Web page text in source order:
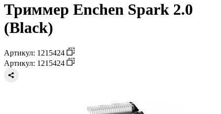
Триммер Enchen Spark 2.0
(Black)
Артикул: 1215424
Артикул: 1215424